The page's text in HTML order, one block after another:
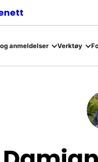
anmeldelser Verktøy